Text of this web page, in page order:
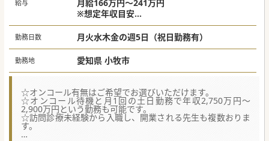
給与
月給166万円～241万円
※想定年収目安
オンコール無し：年収2,000万円
オンコール有（平日週1日）：年収2,300万円
オンコール有（平日週1日＋準夜週1回）：年
収2,500万円
勤務日数 月火水木金の週5日（祝日勤務有）
勤務地 愛知県 小牧市
☆オンコール有無はご希望でお選びいただけます。
☆オンコール待機と月1回の土日勤務で年収2,750万円～
2,900万円という勤務も可能です。
☆訪問診療未経験から入職し、開業される先生も複数おりま
す。